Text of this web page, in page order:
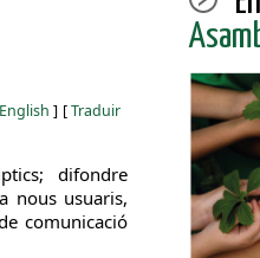
] [Traduir
difondre
nous usuaris,
comunicació